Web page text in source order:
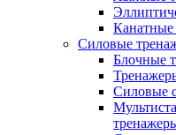
Силовые
Блочные
Силовые